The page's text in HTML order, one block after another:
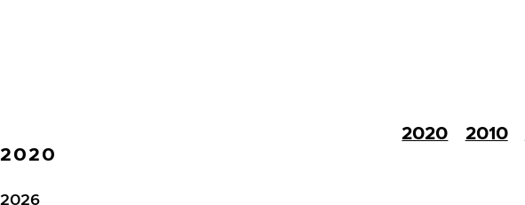
2020 2010
2020
2026